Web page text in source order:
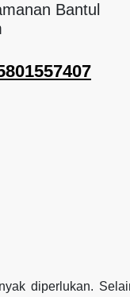
Bantul
diperlukan.